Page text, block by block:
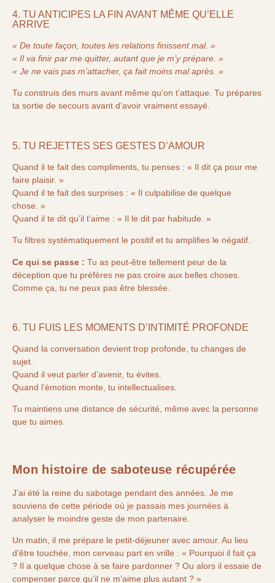
4. TU ANTICIPES LA FIN AVANT MÊME QU’ELLE
ARRIVE
« De toute façon, toutes les relations finissent mal. »
« Il va finir par me quitter, autant que je m’y prépare. »
« Je ne vais pas m’attacher, ça fait moins mal après. »
Tu construis des murs avant même qu’on t’attaque. Tu prépares
ta sortie de secours avant d’avoir vraiment essayé.
5. TU REJETTES SES GESTES D’AMOUR
Quand il te fait des compliments, tu penses : « Il dit ça pour me
faire plaisir. »
Quand il te fait des surprises : « Il culpabilise de quelque
chose. »
Quand il te dit qu’il t’aime : « Il le dit par habitude. »
Tu filtres systématiquement le positif et tu amplifies le négatif.
Ce qui se passe : Tu as peut-être tellement peur de la
déception que tu préfères ne pas croire aux belles choses.
Comme ça, tu ne peux pas être blessée.
6. TU FUIS LES MOMENTS D’INTIMITÉ PROFONDE
Quand la conversation devient trop profonde, tu changes de
sujet.
Quand il veut parler d’avenir, tu évites.
Quand l’émotion monte, tu intellectualises.
Tu maintiens une distance de sécurité, même avec la personne
que tu aimes.
Mon histoire de saboteuse récupérée
J’ai été la reine du sabotage pendant des années. Je me
souviens de cette période où je passais mes journées à
analyser le moindre geste de mon partenaire.
Un matin, il me prépare le petit-déjeuner avec amour. Au lieu
d’être touchée, mon cerveau part en vrille : « Pourquoi il fait ça
? Il a quelque chose à se faire pardonner ? Ou alors il essaie de
compenser parce qu’il ne m’aime plus autant ? »